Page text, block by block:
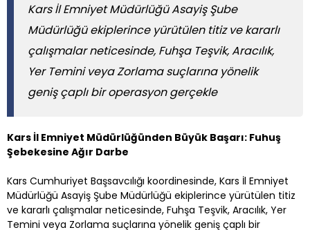
Kars İl Emniyet Müdürlüğü Asayiş Şube
Müdürlüğü ekiplerince yürütülen titiz ve kararlı
çalışmalar neticesinde, Fuhşa Teşvik, Aracılık,
Yer Temini veya Zorlama suçlarına yönelik
geniş çaplı bir operasyon gerçekle
Kars İl Emniyet Müdürlüğünden Büyük Başarı: Fuhuş
Şebekesine Ağır Darbe
Kars Cumhuriyet Başsavcılığı koordinesinde, Kars İl Emniyet
Müdürlüğü Asayiş Şube Müdürlüğü ekiplerince yürütülen titiz
ve kararlı çalışmalar neticesinde, Fuhşa Teşvik, Aracılık, Yer
Temini veya Zorlama suçlarına yönelik geniş çaplı bir